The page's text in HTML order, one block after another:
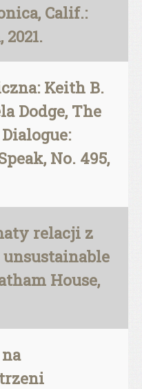
Calif.:
Keith B.
Dodge, The
No. 495,
relacji z
unsustainable
House,